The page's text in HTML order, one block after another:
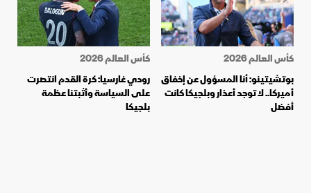
كأس العالم 2026
بوتشيتينو: أنا المسؤول عن إخفاق
أميركا.. لا توجد أعذار وبلجيكا كانت
أفضل
كأس العالم 2026
رودي غارسيا: كرة القدم انتصرت
على السياسة وأثبتنا عظمة
بلجيكا